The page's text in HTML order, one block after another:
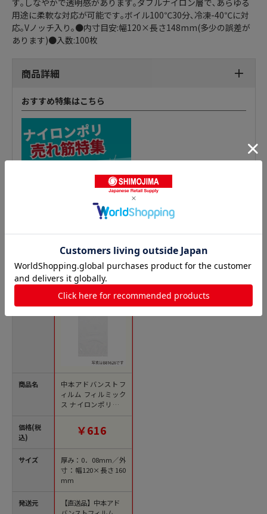
す｡しなやかで透明感があります｡ダブルナイロン層で､あらゆる
用途に柔軟な対応が可能です｡ボイル100℃30分､冷凍-40℃に対
応｡Vノッチ入り｡●内寸目安:幅120×長さ148mm(多少の誤差が
あります)●入数:100枚
商品詳細
おすすめ特集はこちら
ナイロンポリ チューブ袋の人気商品との比較
商品名
価格(税
込)
サイズ
発送元
中本アドバンストフ
ィルム フィルミック
ス ナイロンポリチュ
ーブ袋 BN 120×160
（ご注文単位25袋）
￥616
厚み：0．08mm／外
寸：幅120×長さ160
mm
【直送品】中本アド